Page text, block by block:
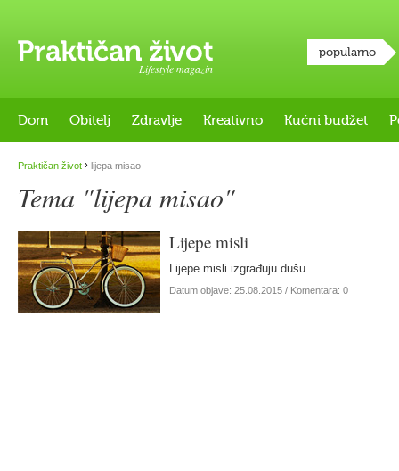
Lifestyle magazin
popularno
Dom Obitelj Zdravlje Kreativno Kućni budžet
Praktičan život › lijepa misao
Tema "lijepa misao"
Lijepe misli
Lijepe misli izgrađuju dušu…
Datum objave: 25.08.2015 / Komentara: 0